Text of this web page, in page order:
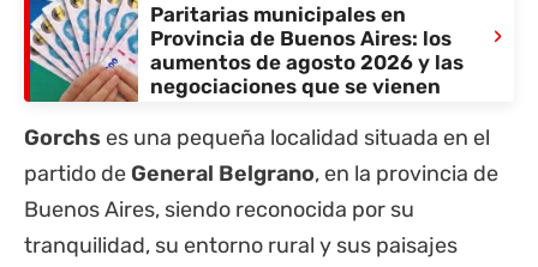
Paritarias municipales en
Provincia de Buenos Aires: los
aumentos de agosto 2026 y las
negociaciones que se vienen
›
Gorchs es una pequeña localidad situada en el
partido de General Belgrano, en la provincia de
Buenos Aires, siendo reconocida por su
tranquilidad, su entorno rural y sus paisajes